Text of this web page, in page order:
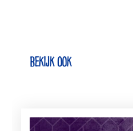
Bekijk ook